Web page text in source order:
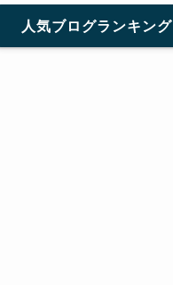
人気ブログランキング